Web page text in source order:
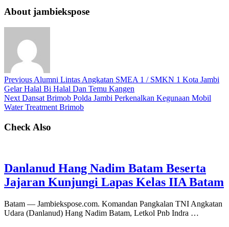
About jambiekspose
Previous Alumni Lintas Angkatan SMEA 1 / SMKN 1 Kota Jambi
Gelar Halal Bi Halal Dan Temu Kangen
Next Dansat Brimob Polda Jambi Perkenalkan Kegunaan Mobil
Water Treatment Brimob
Check Also
Danlanud Hang Nadim Batam Beserta
Jajaran Kunjungi Lapas Kelas IIA Batam
Batam — Jambiekspose.com. Komandan Pangkalan TNI Angkatan
Udara (Danlanud) Hang Nadim Batam, Letkol Pnb Indra …